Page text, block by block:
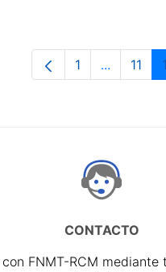
Página
1 ...Páginas
11
CONTACTO
FNMT-RCM mediante